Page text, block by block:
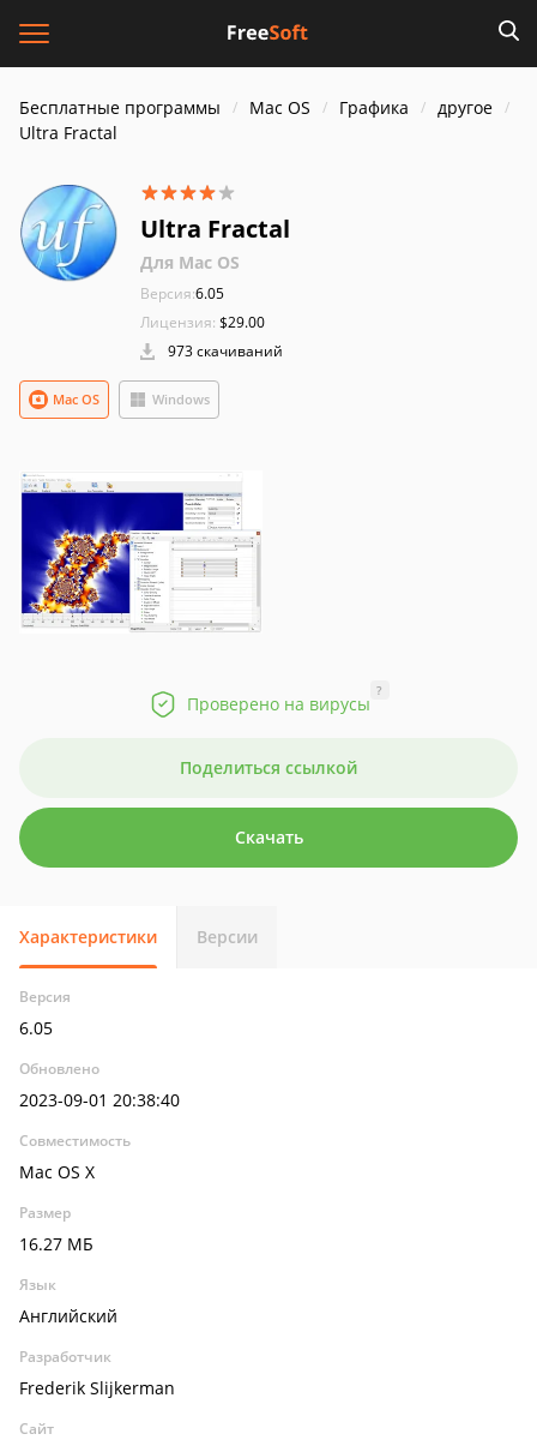
Бесплатные программы Mac OS Графика
другое
Ultra Fractal
Ultra Fractal
Для Mac OS
Версия:6.05
Лицензия: $29.00
973 скачиваний
Windows
Mac OS
Проверено на вирусы
?
Поделиться ссылкой
Скачать
Характеристики Версии
Версия
6.05
Обновлено
2023-09-01 20:38:40
Совместимость
Mac OS X
Размер
16.27 МБ
Язык
Английский
Разработчик
Frederik Slijkerman
Сайт